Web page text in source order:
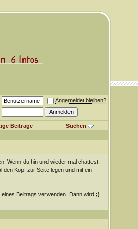
Angemeldet bleiben?
Beiträge Suchen
Wenn du hin und wieder mal chattest,
Kopf zur Seite legen und mit ein
Beitrags verwenden. Dann wird ;)